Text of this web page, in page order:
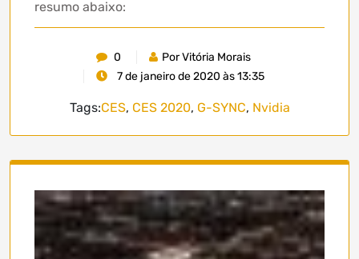
resumo abaixo:
0
Por Vitória Morais
7 de janeiro de 2020 às 13:35
Tags:CES, CES 2020, G-SYNC, Nvidia